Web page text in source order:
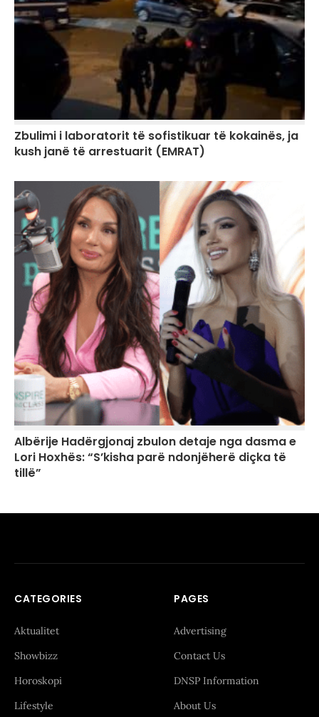
Zbulimi i laboratorit të sofistikuar të kokainës, ja
kush janë të arrestuarit (EMRAT)
Albërije Hadërgjonaj zbulon detaje nga dasma e
Lori Hoxhës: “S’kisha parë ndonjëherë diçka të
tillë”
CATEGORIES
Aktualitet
Showbizz
Horoskopi
Lifestyle
PAGES
Advertising
Contact Us
DNSP Information
About Us